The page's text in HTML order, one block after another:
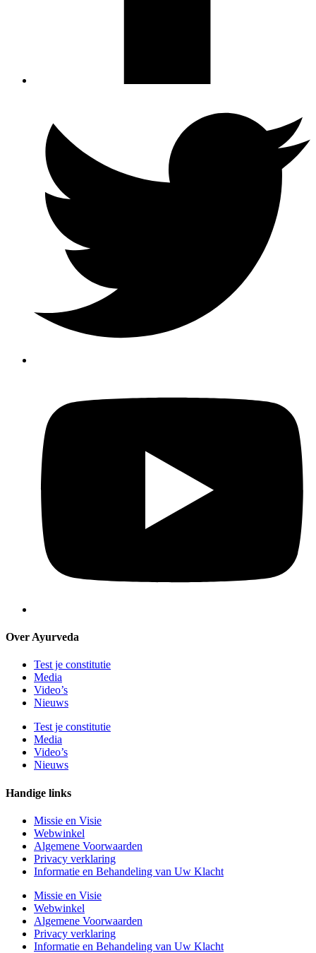
Over Ayurveda
Test je constitutie
Media
Video’s
Nieuws
Test je constitutie
Media
Video’s
Nieuws
Handige links
Missie en Visie
Webwinkel
Algemene Voorwaarden
Privacy verklaring
Informatie en Behandeling van Uw Klacht
Missie en Visie
Webwinkel
Algemene Voorwaarden
Privacy verklaring
Informatie en Behandeling van Uw Klacht